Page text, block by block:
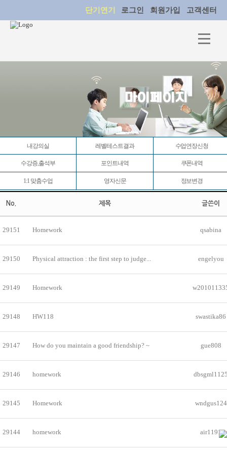
단기연기 로그인 회원가입 고객센터
마이페이지
내강의실 레벨테스트결과 수업연장신청
수강증,출석부 포인트내역 쿠폰내역
1:1 맞춤수업 영자신문 정보변경
No. 제목 글쓴이
29151 Homework qsabina
29150 Physical attraction : the first step to judge... engelyou
29149 Homework
29148 HW118 swastika86
29147 How do you maintain a good friendship? ~ gue808
29146 homework
29145 Homework wndgus124
29144 homework air1191